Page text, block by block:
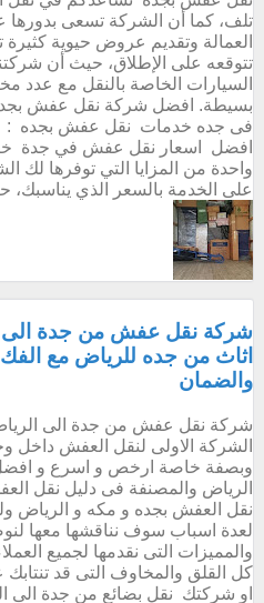
تلف، كما أن الشركة تسعى
العمالة وتقديم عروض حيوية
تتوقعه على الإطلاق، حيث أن
السيارات الخاصة بالنقل مع عدد
بسيطة. افضل شركة نقل عفش
فى جده خدمات نقل عفش بجده
افضل اسعار نقل عفش في جدة
واحدة من المزايا التي توفرها
على الخدمة بالسعر الذي يناسبك،
شركة نقل عفش من جدة
اثاث من جده للرياض مع الفك
والضمان
شركة نقل عفش من جدة الى
الشركة الاولى لنقل العفش داخل
وبصفة خاصة ارخص و اسرع و
الرياض والمصنفة فى دليل نقل
نقل العفش بجده و مكه و الرياض
لعدة اسباب سوف نناقشها معها
والمميزات التى نقدمها لجميع
كل القلق والمخاوف التى قد
او شركتك نقل بضائع من جدة